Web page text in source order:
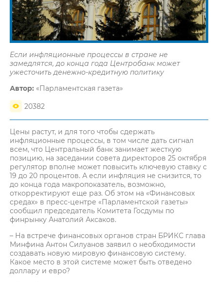
Если инфляционные процессы в стране не
замедлятся, до конца года Центробанк может
ужесточить денежно-кредитную политику
Автор: «Парламентская газета»
20382
Цены растут, и для того чтобы сдержать
инфляционные процессы, в том числе дать сигнал
всем, что Центральный банк занимает жесткую
позицию, на заседании совета директоров 25 октября
регулятор вполне может повысить ключевую ставку с
19 до 20 процентов. А если инфляция не снизится, то
до конца года макропоказатель, возможно,
откорректируют еще раз. Об этом на «Финансовых
средах» в пресс-центре «Парламентской газеты»
сообщил председатель Комитета Госдумы по
финрынку Анатолий Аксаков.
– На встрече финансовых органов стран БРИКС глава
Минфина Антон Силуанов заявил о необходимости
создавать новую мировую финансовую систему.
Какое место в этой системе может быть отведено
доллару и евро?